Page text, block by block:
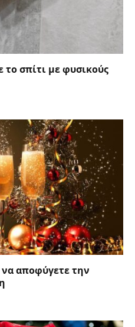
το σπίτι με φυσικούς
να αποφύγετε την